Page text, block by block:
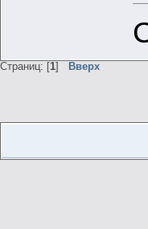
Страниц: [1] Вверх